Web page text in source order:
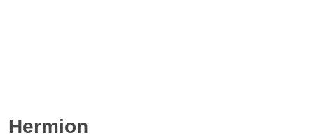
Hermion